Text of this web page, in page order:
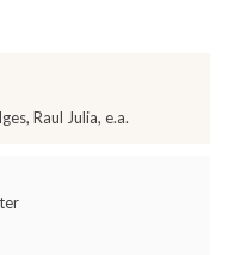
Raul Julia, e.a.